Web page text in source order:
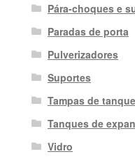
Pára-choques e
Paradas de porta
Pulverizadores
Suportes
Tampas de tanque
Tanques de
Vidro